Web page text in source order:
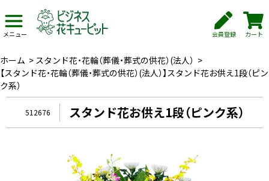
メニュー 会員登録 カート
ホーム > スタンド花・花輪（葬儀・葬式の供花）(法人） >
【スタンド花・花輪（葬儀・葬式の供花）(法人）】スタンド花お供え1段（ピン
ク系）
512676 スタンド花お供え1段（ピンク系）